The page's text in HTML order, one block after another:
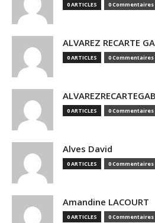
0 ARTICLES 0 Commentaires
ALVAREZ RECARTE
0 ARTICLES 0 Commentaires
0 ARTICLES 0 Commentaires
Alves David
0 ARTICLES 0 Commentaires
Amandine LACOURT
0 ARTICLES 0 Commentaires